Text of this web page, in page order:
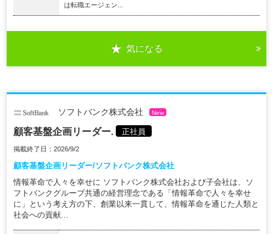
は転職エージェン...
気になる
ソフトバンク株式会社 New
顧客基盤企画リーダー. 正社員
掲載終了日：2026/9/2
顧客基盤企画リーダー/ソフトバンク株式会社
情報革命で人々を幸せに ソフトバンク株式会社および子会社は、ソ
フトバンクグループ共通の経営理念である「情報革命で人々を幸せ
に」という考え方の下、創業以来一貫して、情報革命を通じた人類と
社会への貢献...